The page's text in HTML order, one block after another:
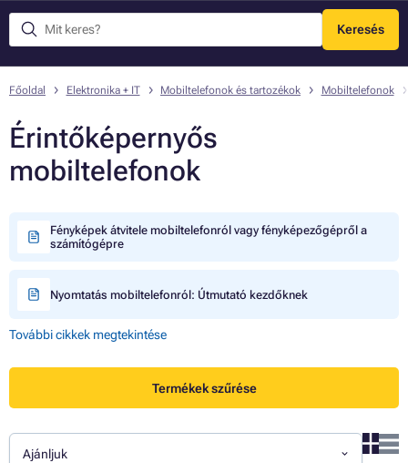
Keresés
Menü
Főoldal Elektronika + IT Mobiltelefonok és tartozékok Mobiltelefonok
Érintőképernyős
mobiltelefonok
Fényképek átvitele mobiltelefonról vagy fényképezőgépről a
számítógépre
Nyomtatás mobiltelefonról: Útmutató kezdőknek
További cikkek megtekintése
Termékek szűrése
Ajánljuk